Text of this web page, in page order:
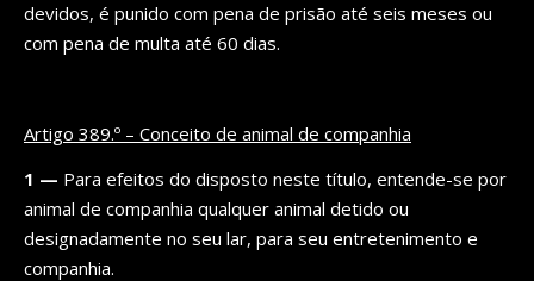
devidos, é punido com pena de prisão até seis meses ou
com pena de multa até 60 dias.
Artigo 389.º – Conceito de animal de companhia
1 — Para efeitos do disposto neste título, entende-se por
animal de companhia qualquer animal detido ou
designadamente no seu lar, para seu entretenimento e
companhia.